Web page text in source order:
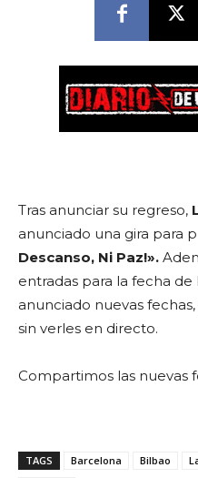
Tras anunciar su regreso,
anunciado una gira para
Descanso, Ni Paz!».
entradas para la fecha
anunciado nuevas
sin verles en directo.
Compartimos las nuevas
TAGS Barcelona Bilbao